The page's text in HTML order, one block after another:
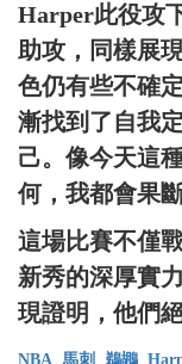
Harper此役攻
助攻，同樣展
色仍有些不確
漸找到了自我
己。像今天這
何，我都會果
這場比賽不僅
新秀的深厚實
現證明，他們
NBA 馬刺 鵜鶘